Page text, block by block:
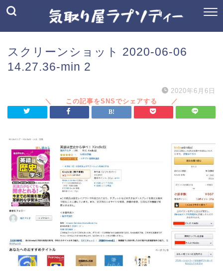
スクリーンショット 2020-06-06
14.27.36-min 2
2020年6月6日